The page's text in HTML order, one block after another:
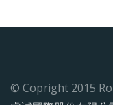
© Copright 2015